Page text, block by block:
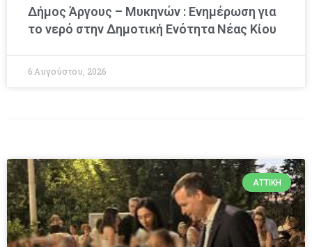
Δήμος Άργους – Μυκηνών : Ενημέρωση για
το νερό στην Δημοτική Ενότητα Νέας Κίου
6 Αυγούστου, 2026
ΑΤΤΙΚΉ